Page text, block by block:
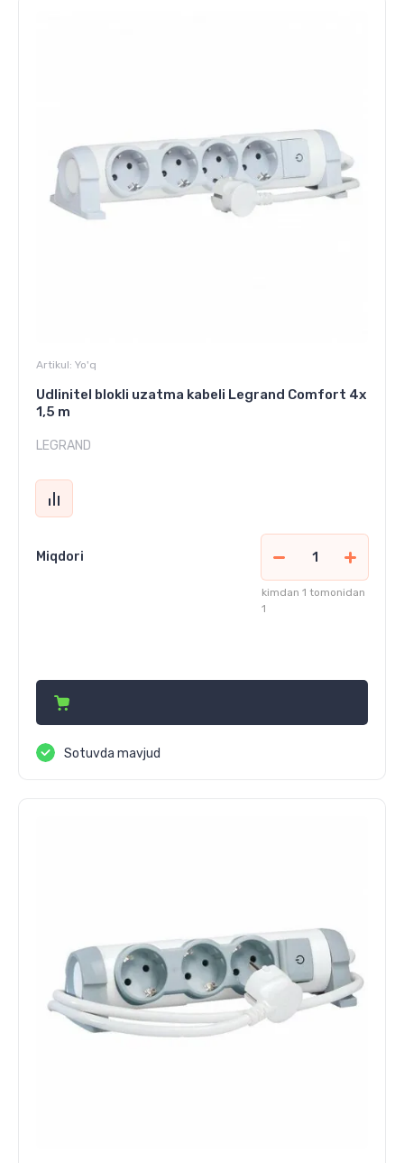
Artikul: Yo'q
Udlinitel blokli uzatma kabeli Legrand Comfort 4x
1,5 m
LEGRAND
Miqdori
kimdan 1 tomonidan
1
Sotuvda mavjud